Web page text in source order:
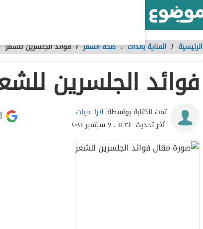
الرئيسية / العناية بالذات،صحة الشعر /فوائد الجلسرين للشعر
فوائد الجلسرين
تمت الكتابة بواسطة:لارا عبيات
آخر تحديث:١١:٣٤ ، ٧ سبتمبر ٢٠٢١